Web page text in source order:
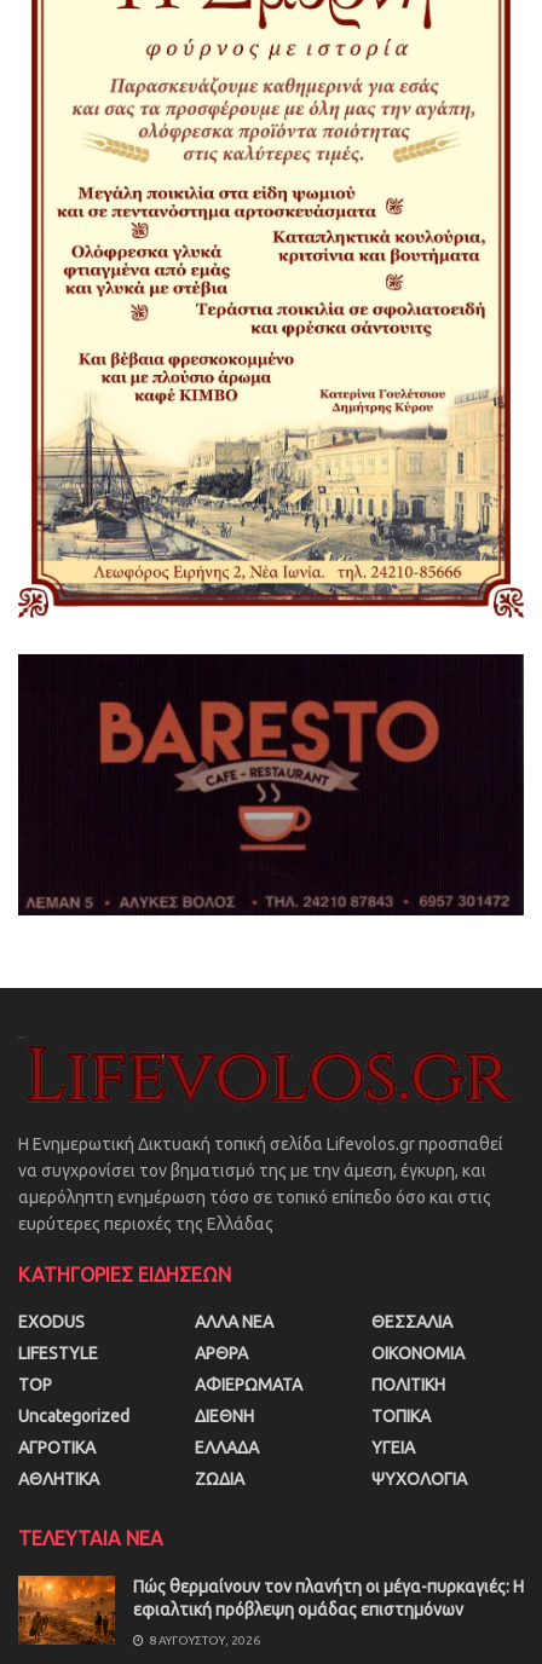
Η Ενημερωτική Δικτυακή τοπική σελίδα Lifevolos.gr προσπαθεί
να συγχρονίσει τον βηματισμό της με την άμεση, έγκυρη, και
αμερόληπτη ενημέρωση τόσο σε τοπικό επίπεδο όσο και στις
ευρύτερες περιοχές της Ελλάδας
ΚΑΤΗΓΟΡΙΕΣ ΕΙΔΗΣΕΩΝ
EXODUS
LIFESTYLE
TOP
Uncategorized
ΑΓΡΟΤΙΚΑ
ΑΘΛΗΤΙΚΑ
ΑΛΛΑ ΝΕΑ
ΑΡΘΡΑ
ΑΦΙΕΡΩΜΑΤΑ
ΔΙΕΘΝΗ
ΕΛΛΑΔΑ
ΖΩΔΙΑ
ΘΕΣΣΑΛΙΑ
ΟΙΚΟΝΟΜΙΑ
ΠΟΛΙΤΙΚΗ
ΤΟΠΙΚΑ
ΥΓΕΙΑ
ΨΥΧΟΛΟΓΙΑ
ΤΕΛΕΥΤΑΙΑ ΝΕΑ
Πώς θερμαίνουν τον πλανήτη οι μέγα-πυρκαγιές: Η
εφιαλτική πρόβλεψη ομάδας επιστημόνων
8 ΑΥΓΟΎΣΤΟΥ, 2026